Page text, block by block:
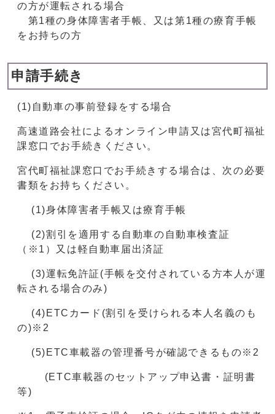
の⽅が運転される場合
第1種の⾝体障害者⼿帳、⼜は第1種の療育⼿帳
をお持ちの⽅
申請手続き
(1)自動車の事前登録をする場合
高速道路会社によるオンライン申請又は宮代町福祉
課窓口でお手続きください。
宮代町福祉課窓口でお手続きする場合は、次の必要
書類をお持ちください。
(1)⾝体障害者⼿帳⼜は療育⼿帳
(2)割引を適⽤する⾃動⾞の⾃動⾞検査証
（※1）⼜は軽⾃動⾞届出済証
(3)運転免許証(⼿帳を交付されている⽅本⼈が運
転される場合のみ)
(4)ETCカード(割引を受けられる本⼈名義のも
の)※2
(5)ETC⾞載器の管理番号が確認できるもの※2
(ETC⾞載器のセットアップ申込書・証明書
等)